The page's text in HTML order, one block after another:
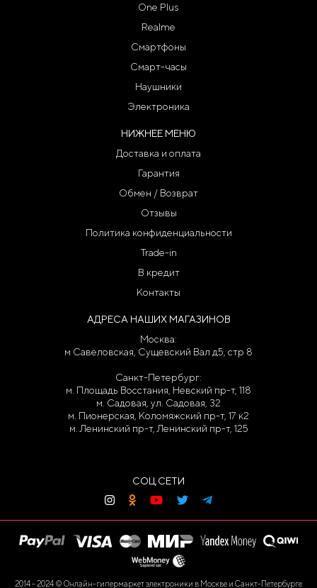
One Plus
Realme
Смартфоны
Смарт-часы
Наушники
Электроника
НИЖНЕЕ МЕНЮ
Доставка и оплата
Гарантия
Обмен / Возврат
Отзывы
Политика конфиденциальности
Trade-in
В кредит
Контакты
АДРЕСА НАШИХ МАГАЗИНОВ
Москва:
м Савеловская, Сущевский Вал д5, стр 8
Санкт-Петербург:
м. Площадь Восстания, Невский пр-т, 118
м. Садовая, ул. Садовая, 32
м. Пионерская, Коломяжский пр-т, 17 к2
м. Ленинский пр-т, Ленинский пр-т, 125
СОЦ.СЕТИ
2014 - 2024 © Онлайн-гипермаркет электроники в Москве и Санкт-Петербурге